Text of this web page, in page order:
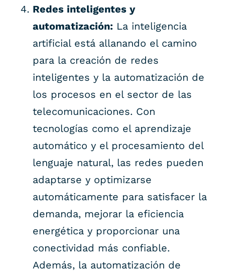
Redes inteligentes y
automatización: La inteligencia
artificial está allanando el camino
para la creación de redes
inteligentes y la automatización de
los procesos en el sector de las
telecomunicaciones. Con
tecnologías como el aprendizaje
automático y el procesamiento del
lenguaje natural, las redes pueden
adaptarse y optimizarse
automáticamente para satisfacer la
demanda, mejorar la eficiencia
energética y proporcionar una
conectividad más confiable.
Además, la automatización de